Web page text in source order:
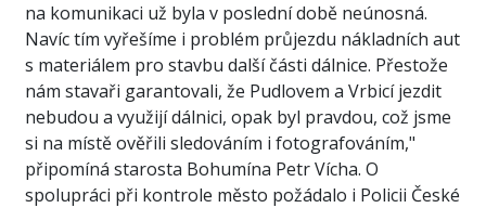
na komunikaci už byla v poslední době neúnosná.
Navíc tím vyřešíme i problém průjezdu nákladních aut
s materiálem pro stavbu další části dálnice. Přestože
nám stavaři garantovali, že Pudlovem a Vrbicí jezdit
nebudou a využijí dálnici, opak byl pravdou, což jsme
si na místě ověřili sledováním i fotografováním,"
připomíná starosta Bohumína Petr Vícha. O
spolupráci při kontrole město požádalo i Policii České